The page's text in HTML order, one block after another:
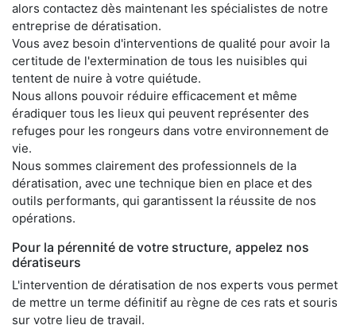
alors contactez dès maintenant les spécialistes de notre
entreprise de dératisation.
Vous avez besoin d'interventions de qualité pour avoir la
certitude de l'extermination de tous les nuisibles qui
tentent de nuire à votre quiétude.
Nous allons pouvoir réduire efficacement et même
éradiquer tous les lieux qui peuvent représenter des
refuges pour les rongeurs dans votre environnement de
vie.
Nous sommes clairement des professionnels de la
dératisation, avec une technique bien en place et des
outils performants, qui garantissent la réussite de nos
opérations.
Pour la pérennité de votre structure, appelez nos
dératiseurs
L'intervention de dératisation de nos experts vous permet
de mettre un terme définitif au règne de ces rats et souris
sur votre lieu de travail.